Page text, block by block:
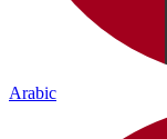
Arabic